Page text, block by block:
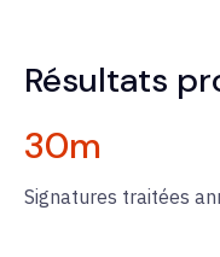
Résultats
30m
Signatures traitées